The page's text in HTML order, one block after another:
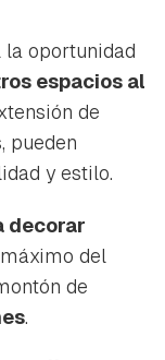
oportunidad
espacios al
de
pueden
y estilo.
decorar
del
de
.